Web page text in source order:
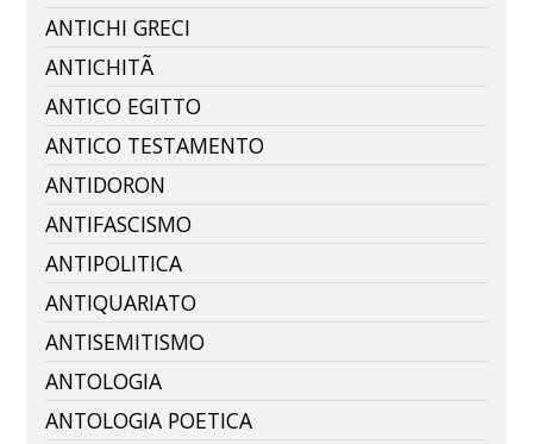
ANTICHI GRECI
ANTICHITÃ
ANTICO EGITTO
ANTICO TESTAMENTO
ANTIDORON
ANTIFASCISMO
ANTIPOLITICA
ANTIQUARIATO
ANTISEMITISMO
ANTOLOGIA
ANTOLOGIA POETICA